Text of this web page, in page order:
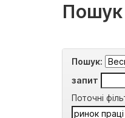
Пошук
Пошук:
запит
Поточні